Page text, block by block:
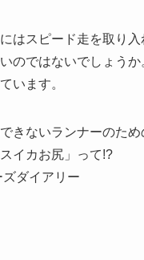
はスピード走を取り
のではないでしょう
います。
きないランナーのた
イカお尻」って!?
ズダイアリー